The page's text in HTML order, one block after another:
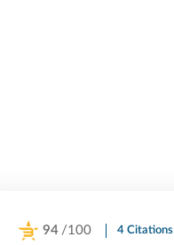
94 /100 4 Citations